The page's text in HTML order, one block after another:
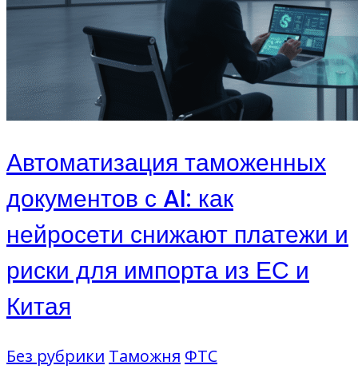
Автоматизация таможенных
документов с AI: как
нейросети снижают платежи и
риски для импорта из ЕС и
Китая
Без рубрики Таможня ФТС